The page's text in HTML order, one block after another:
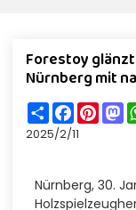
Forestoy
Nürnberg mit
ShareFacebook
2025/2/11
Nürnberg, 30.